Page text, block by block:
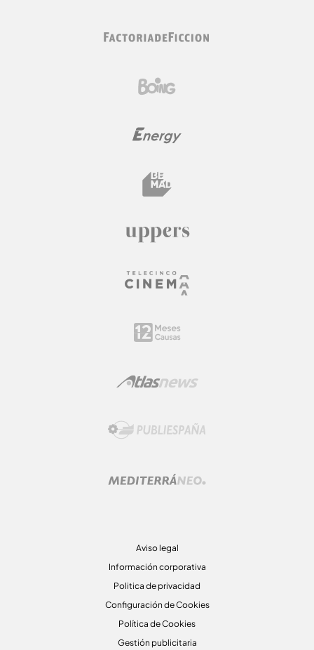
Aviso legal
Información corporativa
Politica de privacidad
Configuración de Cookies
Política de Cookies
Gestión publicitaria